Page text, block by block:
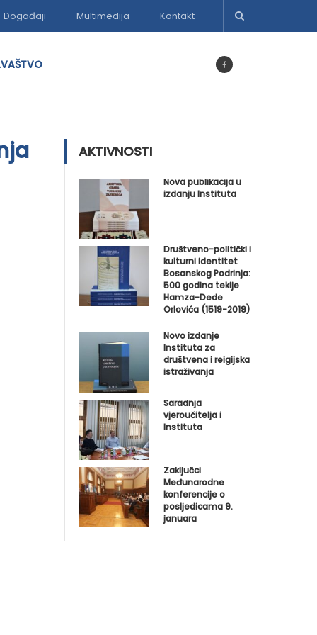
Događaji Multimedija Kontakt
AKTIVNOSTI
Nova publikacija u
izdanju Instituta
Društveno-politički i
kulturni identitet
Bosanskog Podrinja:
500 godina tekije
Hamza-Dede
Orlovića (1519-2019)
Novo izdanje
Instituta za
društvena i reigijska
istraživanja
Saradnja
vjeroučitelja i
Instituta
Zaključci
Međunarodne
konferencije o
posljedicama 9.
januara